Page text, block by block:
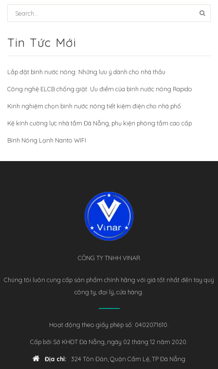
Tin Tức Mới
Lắp đặt bình nước nóng: Những lưu ý dành cho nhà thầu
Công nghệ ELCB chống giật: Ưu điểm của bình nước nóng Rapido
Kinh nghiệm chọn bình nước nóng tiết kiệm điện cho nhà phố
Kệ kính cường lực nhà tắm Đà Nẵng, phụ kiện phòng tắm cao cấp
Bình Nóng Lạnh Nanto WIFI
CÔNG TY TNHH VINAR
Chúng tôi luôn cung cấp sản phẩm chính hãng với giá tốt nhất đến tay quý
công ty, đại lý, cửa hàng.
Hoạt động theo giấy phép số: 0402071610.
Cấp bởi Sở KHĐT Đà Nẵng, ngày 02 tháng 12 năm 2020.
Địa chỉ: 324 Tôn Đản, Quận Cẩm Lệ, TP Đà Nẵng